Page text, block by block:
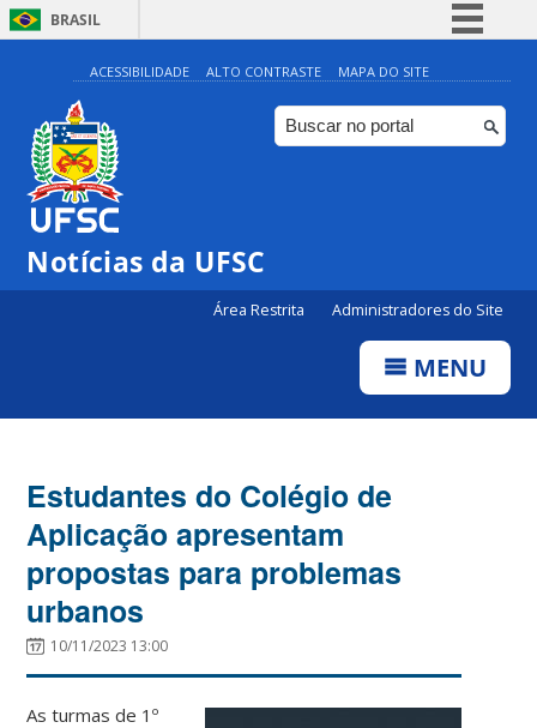
BRASIL
Simplifique!
Comunica BR
Participe
ACESSIBILIDADE ALTO CONTRASTE MAPA DO SITE
Notícias da UFSC
Área Restrita Administradores do Site
MENU
Estudantes do Colégio de
Aplicação apresentam
propostas para problemas
urbanos
10/11/2023 13:00
As turmas de 1º